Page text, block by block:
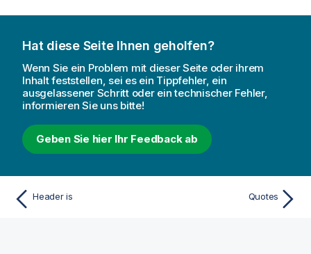
Hat diese Seite Ihnen geholfen?
Wenn Sie ein Problem mit dieser Seite oder ihrem
Inhalt feststellen, sei es ein Tippfehler, ein
ausgelassener Schritt oder ein technischer Fehler,
informieren Sie uns bitte!
Geben Sie hier Ihr Feedback ab
Header is Quotes